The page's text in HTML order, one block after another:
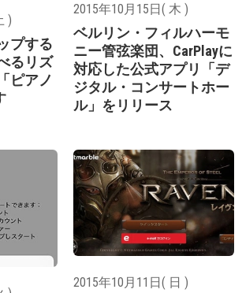
)
プする
るリズ
ピアノ
2015年10月15日( 木 )
ベルリン・フィルハーモ
ニー管弦楽団、CarPlayに
対応した公式アプリ「デ
ジタル・コンサートホー
ル」をリリース
2015年10月11日( 日 )